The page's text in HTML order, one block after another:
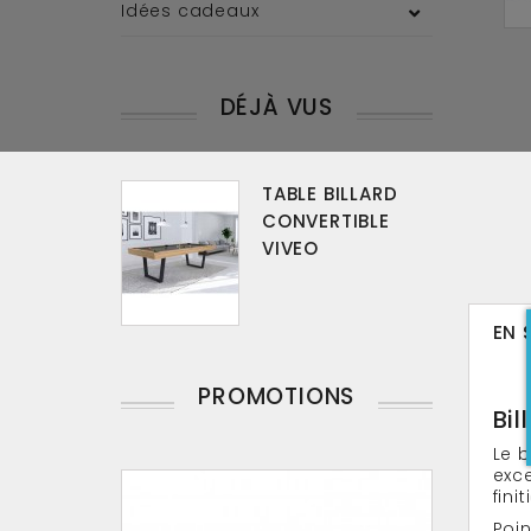
Idées cadeaux
DÉJÀ VUS
TABLE BILLARD
CONVERTIBLE
VIVEO
PROMOTIONS
EN
Le